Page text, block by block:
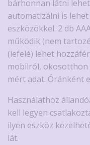
bárhonnan látni
automatizálni is
eszközökkel. 2 db
működik (nem
(lefelé) lehet
mobilról, okosotthon
mért adat. Óránként
Használathoz
kell legyen
ilyen eszköz
lát.